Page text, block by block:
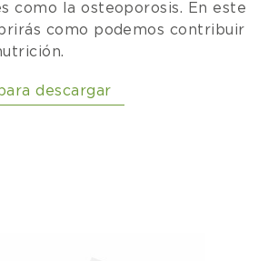
como la osteoporosis. En este
como podemos contribuir
descargar